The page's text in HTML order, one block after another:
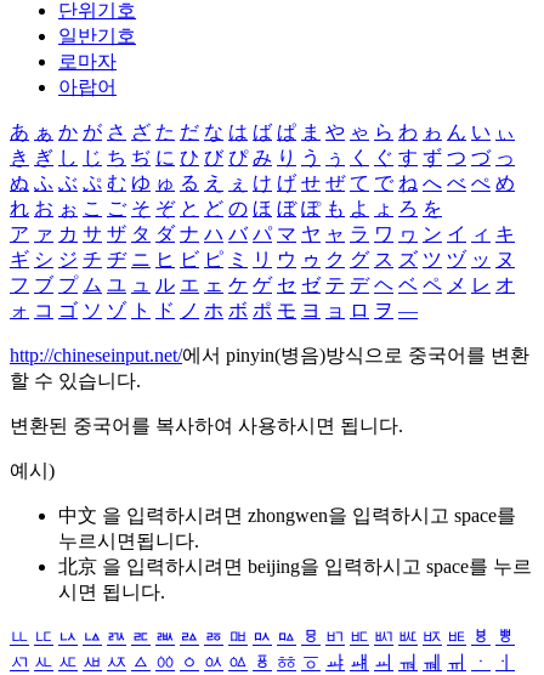
단위기호
일반기호
로마자
아랍어
あ ぁ か が さ ざ た だ な は ば ぱ ま や ゃ ら わ ゎ ん い ぃ
き ぎ し じ ち ぢ に ひ び ぴ み り う ぅ く ぐ す ず つ づ っ
ぬ ふ ぶ ぷ む ゆ ゅ る え ぇ け げ せ ぜ て で ね へ べ ぺ め
れ お ぉ こ ご そ ぞ と ど の ほ ぼ ぽ も よ ょ ろ を
ア ァ カ サ ザ タ ダ ナ ハ バ パ マ ヤ ャ ラ ワ ヮ ン イ ィ キ
ギ シ ジ チ ヂ ニ ヒ ビ ピ ミ リ ウ ゥ ク グ ス ズ ツ ヅ ッ ヌ
フ ブ プ ム ユ ュ ル エ ェ ケ ゲ セ ゼ テ デ ヘ ベ ペ メ レ オ
ォ コ ゴ ソ ゾ ト ド ノ ホ ボ ポ モ ヨ ョ ロ ヲ ―
http://chineseinput.net/에서 pinyin(병음)방식으로 중국어를 변환
할 수 있습니다.
변환된 중국어를 복사하여 사용하시면 됩니다.
예시)
中文 을 입력하시려면 zhongwen을 입력하시고 space를
누르시면됩니다.
北京 을 입력하시려면 beijing을 입력하시고 space를 누르
시면 됩니다.
ㅥ ㅦ ㅧ ㅨ ㅩ ㅪ ㅫ ㅬ ㅭ ㅮ ㅯ ㅰ ㅱ ㅲ ㅳ ㅴ ㅵ ㅶ ㅷ ㅸ
ㅹ
ㅺ ㅻ ㅼ ㅽ ㅾ ㅿ ㆀ ㆁ ㆂ ㆃ ㆄ ㆅ ㆆ ㆇ ㆈ ㆉ ㆊ ㆋ ㆌ ㆍ
ㆎ